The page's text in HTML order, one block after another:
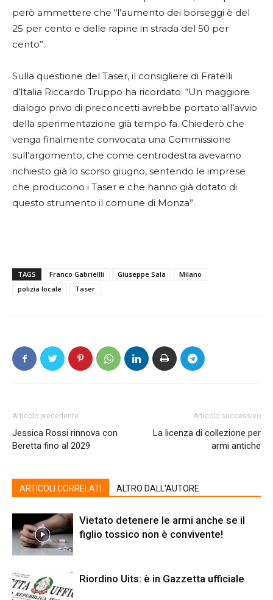
però ammettere che “l’aumento dei borseggi è del
25 per cento e delle rapine in strada del 50 per
cento”.
Sulla questione del Taser, il consigliere di Fratelli
d’Italia Riccardo Truppo ha ricordato: “Un maggiore
dialogo privo di preconcetti avrebbe portato all’avvio
della sperimentazione già tempo fa. Chiederò che
venga finalmente convocata una Commissione
sull’argomento, che come centrodestra avevamo
richiesto già lo scorso giugno, sentendo le imprese
che producono i Taser e che hanno già dotato di
questo strumento il comune di Monza”.
TAGS Franco Gabriellli Giuseppe Sala
Milano
polizia locale
Taser
Articolo precedente
Jessica Rossi rinnova con
Beretta fino al 2029
Articolo successivo
La licenza di collezione per
armi antiche
ARTICOLI CORRELATI ALTRO DALL'AUTORE
Vietato detenere le armi anche se il
figlio tossico non è convivente!
Riordino Uits: è in Gazzetta ufficiale